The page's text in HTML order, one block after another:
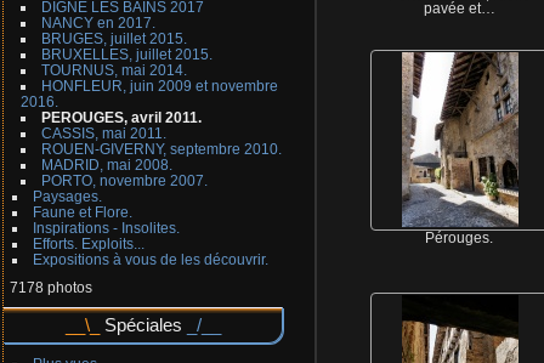
DIGNE LES BAINS 2017
NANCY en 2017.
BRUGES, juillet 2015.
BRUXELLES, juillet 2015.
TOURNUS, mai 2014.
HONFLEUR, juin 2009 et novembre
2016.
PEROUGES, avril 2011.
CASSIS, mai 2011.
ROUEN-GIVERNY, septembre 2010.
MADRID, mai 2008.
PORTO, novembre 2007.
Paysages.
Faune et Flore.
Inspirations - Insolites.
Efforts. Exploits...
Expositions à vous de les découvrir.
7178 photos
Spéciales
pavée et…
Pérouges.